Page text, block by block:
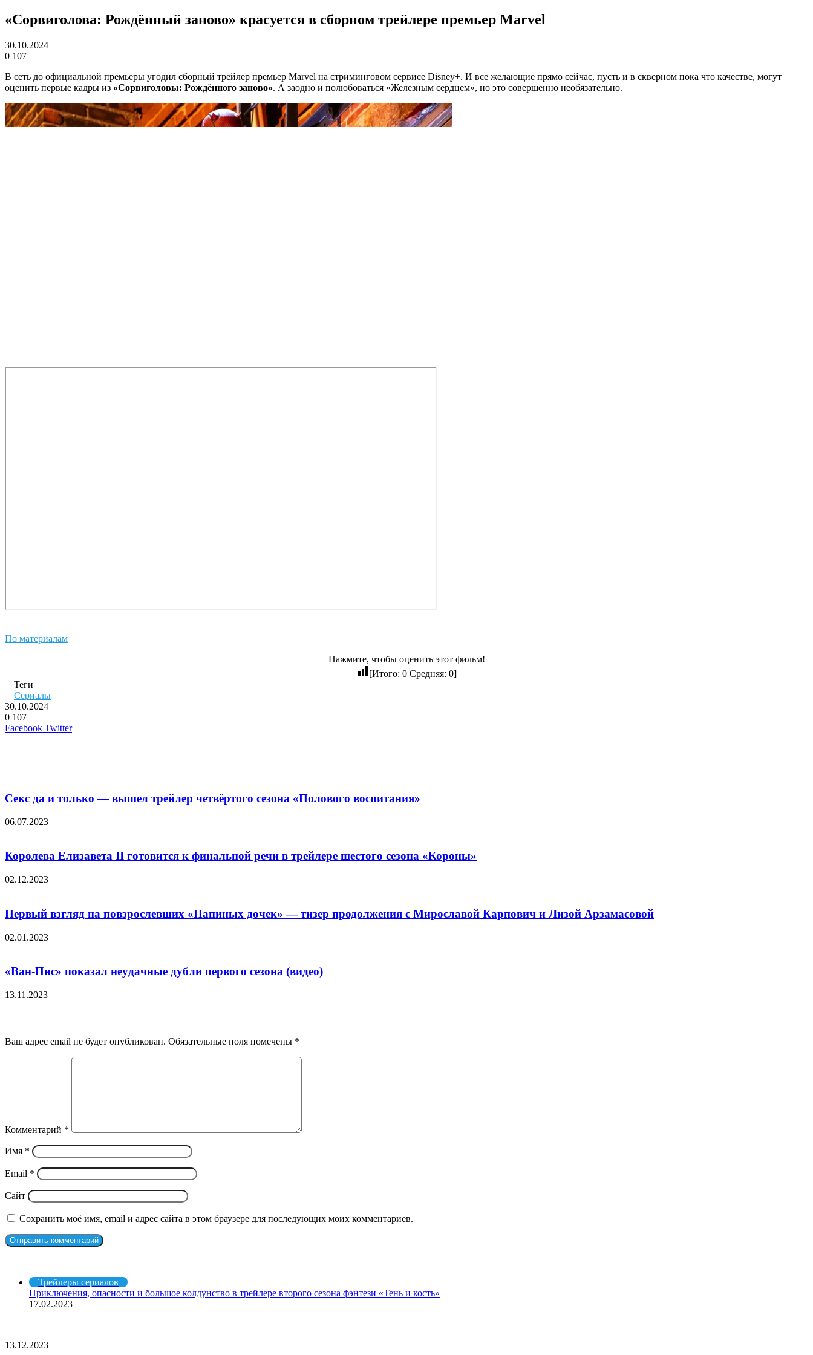
«Сорвиголова: Рождённый заново» красуется в сборном трейлере премьер Marvel
30.10.2024
0 107
В сеть до официальной премьеры угодил сборный трейлер премьер Marvel на стриминговом сервисе Disney+. И все желающие прямо сейчас, пусть и в скверном пока что качестве, могут
оценить первые кадры из «Сорвиголовы: Рождённого заново». А заодно и полюбоваться «Железным сердцем», но это совершенно необязательно.
По материалам
Нажмите, чтобы оценить этот фильм!
[Итого: 0Средняя: 0]
Теги
Сериалы
30.10.2024
0 107
Facebook TwitterLinkedIn
Pinterest
Вконтакте
Одноклассники
Skype
WhatsApp
Telegram
Viber
Секс да и только — вышел трейлер четвёртого сезона «Полового воспитания»
06.07.2023
Королева Елизавета II готовится к финальной речи в трейлере шестого сезона «Короны»
02.12.2023
Первый взгляд на повзрослевших «Папиных дочек» — тизер продолжения с Мирославой Карпович и Лизой Арзамасовой
02.01.2023
«Baн-Пиc» пoкaзaл нeyдaчныe дyбли пepвoгo ceзoнa (видeo)
13.11.2023
Ваш адрес email не будет опубликован. Обязательные поля помечены *
Комментарий *
Имя *
Email *
Сайт
Сохранить моё имя, email и адрес сайта в этом браузере для последующих моих комментариев.
Трейлеры сериалов
Приключения, опасности и большое колдунство в трейлере второго сезона фэнтези «Тень и кость»
17.02.2023
«Поднятие
13.12.2023